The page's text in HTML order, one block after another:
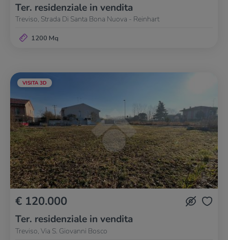
Ter. residenziale in vendita
Treviso, Strada Di Santa Bona Nuova - Reinhart
1200 Mq
VISITA 3D
€ 120.000
Ter. residenziale in vendita
Treviso, Via S. Giovanni Bosco